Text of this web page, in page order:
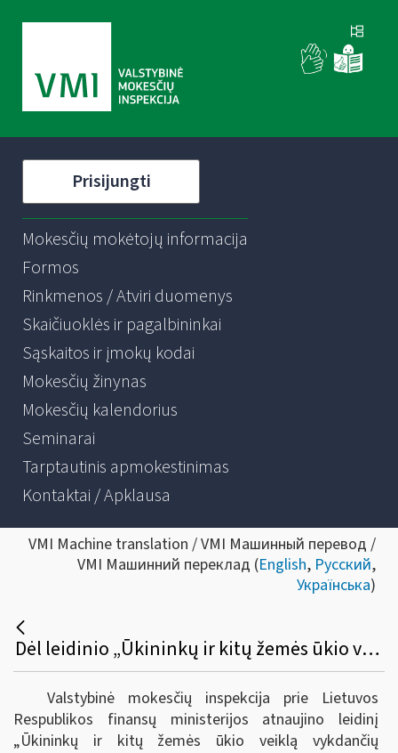
Prisijungti
Mokesčių mokėtojų informacija
Formos
Rinkmenos / Atviri duomenys
Skaičiuoklės ir pagalbininkai
Sąskaitos ir įmokų kodai
Mokesčių žinynas
Mokesčių kalendorius
Seminarai
Tarptautinis apmokestinimas
Kontaktai / Apklausa
VMI Machine translation / VMI Машинный перевод /
VMI Машинний переклад (English, Русский,
Українська)
Dėl leidinio „Ūkininkų ir kitų žemės ūkio veiklą vykdančių gyventojų mokesčiai“ atnaujinimo
Valstybinė mokesčių inspekcija prie Lietuvos
Respublikos finansų ministerijos atnaujino leidinį
„Ūkininkų ir kitų žemės ūkio veiklą vykdančių